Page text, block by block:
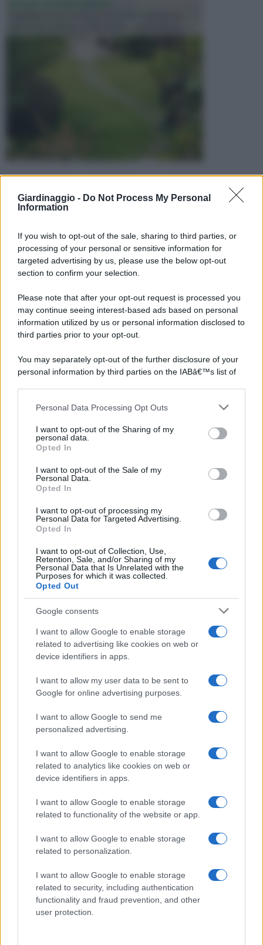
Giardinaggio - Do Not Process My Personal
Information
If you wish to opt-out of the sale, sharing to third parties, or
processing of your personal or sensitive information for
targeted advertising by us, please use the below opt-out
section to confirm your selection.
Please note that after your opt-out request is processed you
may continue seeing interest-based ads based on personal
information utilized by us or personal information disclosed to
third parties prior to your opt-out.
You may separately opt-out of the further disclosure of your
personal information by third parties on the IABâ€™s list of
This information may also be disclosed by us to third parties
further disclose it to other third parties.
Please note that this website/app uses one or more Google
services and may gather and store information including but
not limited to your visit or usage behaviour. You may click to
grant or deny consent to Google and its third-party tags to
consent section.
Personal Data Processing Opt Outs
I want to opt-out of the Sharing of my
personal data.
Opted In
I want to opt-out of the Sale of my
Personal Data.
Opted In
I want to opt-out of processing my
Personal Data for Targeted Advertising.
Opted In
I want to opt-out of Collection, Use,
Retention, Sale, and/or Sharing of my
Personal Data that Is Unrelated with the
Purposes for which it was collected.
Opted Out
Google consents
I want to allow Google to enable storage
related to advertising like cookies on web or
device identifiers in apps.
I want to allow my user data to be sent to
Google for online advertising purposes.
I want to allow Google to send me
personalized advertising.
I want to allow Google to enable storage
related to analytics like cookies on web or
device identifiers in apps.
I want to allow Google to enable storage
related to functionality of the website or app.
I want to allow Google to enable storage
related to personalization.
I want to allow Google to enable storage
related to security, including authentication
functionality and fraud prevention, and other
user protection.